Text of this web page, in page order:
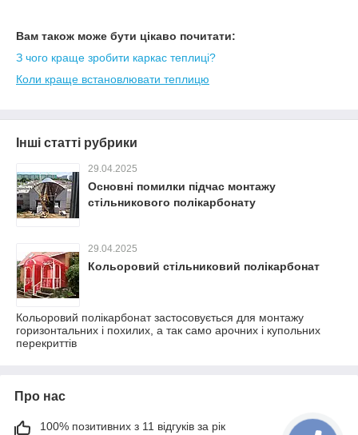
Вам також може бути цікаво почитати:
З чого краще зробити каркас теплиці?
Коли краще встановлювати теплицю
Інші статті рубрики
29.04.2025
Основні помилки підчас монтажу
стільникового полікарбонату
29.04.2025
Кольоровий стільниковий полікарбонат
Кольоровий полікарбонат застосовується для монтажу
горизонтальних і похилих, а так само арочних і купольних
перекриттів
Про нас
100% позитивних з 11 відгуків за рік